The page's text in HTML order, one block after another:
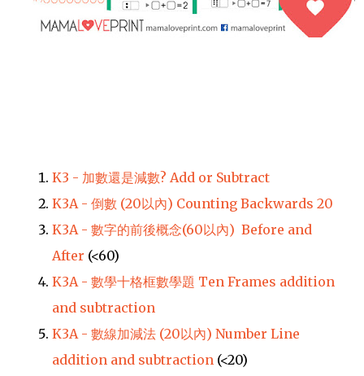
K3 - 加數還是減數? Add or Subtract
K3A - 倒數 (20以內) Counting Backwards 20
K3A - 數字的前後概念(60以內) Before and
After (<60)
K3A - 數學十格框數學題 Ten Frames addition
and subtraction
K3A - 數線加減法 (20以內) Number Line
addition and subtraction (<20)